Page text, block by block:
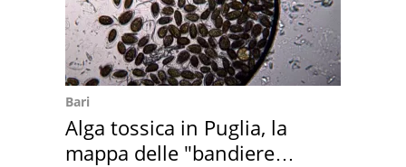
Bari
Alga tossica in Puglia, la
mappa delle "bandiere